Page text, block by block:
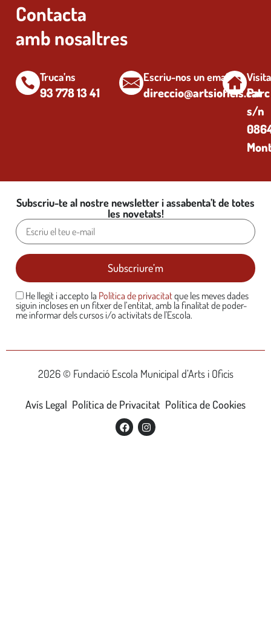
Contacta
amb nosaltres
Truca’ns
93 778 13 41
Escriu-nos un email
direccio@artsioficis.cat
s/n
Subscriu-te al nostre newsletter i assabenta’t de totes
les novetats!
He llegit i accepto la Política de privacitatque les meves dades
siguin incloses en un fitxer de l’entitat, amb la finalitat de poder-
me informar dels cursos i/o activitats de l'Escola.
2026 © Fundació Escola Municipal d’Arts i Oficis
Avís Legal Política de Privacitat Política de Cookies